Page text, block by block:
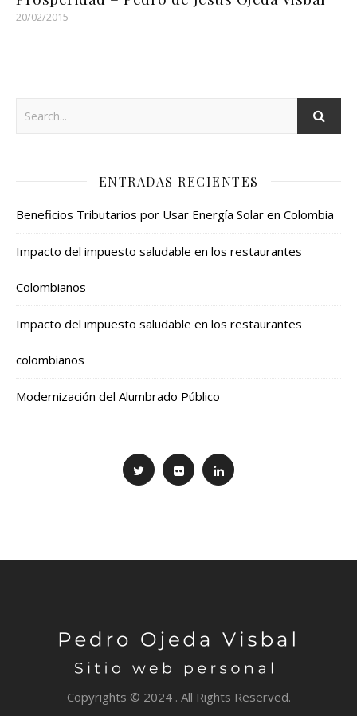
20/02/2015
ENTRADAS RECIENTES
Beneficios Tributarios por Usar Energía Solar en Colombia
Impacto del impuesto saludable en los restaurantes
Colombianos
Impacto del impuesto saludable en los restaurantes
colombianos
Modernización del Alumbrado Público
Copyrights © 2024 . All Rights Reserved.